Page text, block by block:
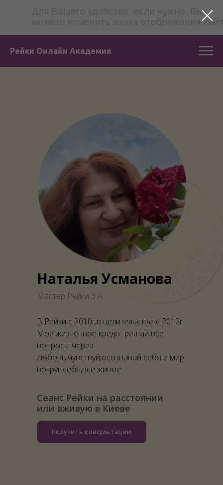
Для Вашего удобства, если нужно, Вы
можете изменить языка отображения
Рейки Онлайн Академия
Наталья Усманова
Мастер Рейки 3 А
В Рейки с 2010г,в целительстве-с 2012г
Мое жизненное кредо- решай все
вопросы через
любовь,чувствуй,осознавай себя и мир
вокруг себя,все живое.
Получить консультацию
Сеанс Рейки на расстоянии
или вживую в Киеве